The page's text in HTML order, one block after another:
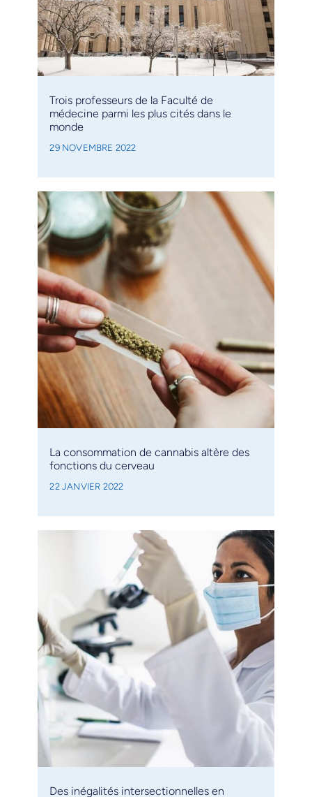
Trois professeurs de la Faculté de
médecine parmi les plus cités dans le
monde
29 NOVEMBRE 2022
La consommation de cannabis altère des
fonctions du cerveau
22 JANVIER 2022
Des inégalités intersectionnelles en